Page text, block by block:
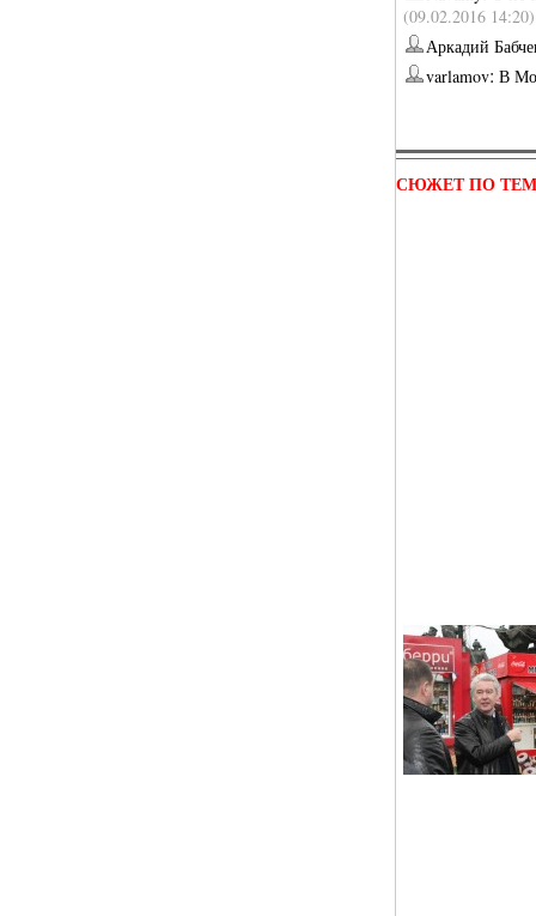
(09.02.2016 14:20)
Аркадий
varlamov: В
СЮЖЕТ ПО